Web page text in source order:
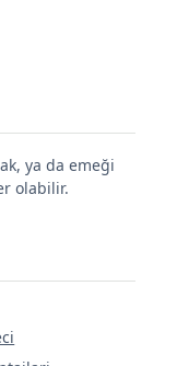
ya da emeği
olabilir.